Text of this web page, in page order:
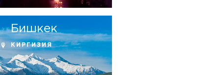
Бишкек
КИРГИЗИЯ